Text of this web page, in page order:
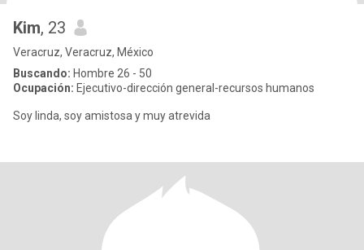
Kim, 23
Veracruz, Veracruz, México
Buscando: Hombre 26 - 50
Ocupación: Ejecutivo-dirección general-recursos humanos
Soy linda, soy amistosa y muy atrevida